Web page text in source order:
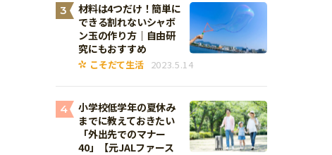
3
材料は4つだけ！簡単に
できる割れないシャボ
ン玉の作り方｜自由研
究にもおすすめ
こそだて生活 2023.5.14
4
小学校低学年の夏休み
までに教えておきたい
「外出先でのマナー
40」【元JALファース